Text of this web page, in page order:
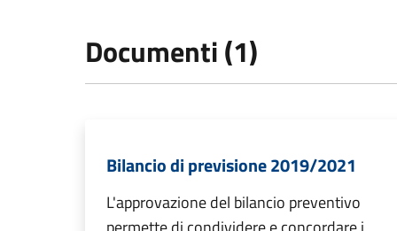
Documenti (1)
Bilancio di previsione 2019/2021
L'approvazione del bilancio preventivo